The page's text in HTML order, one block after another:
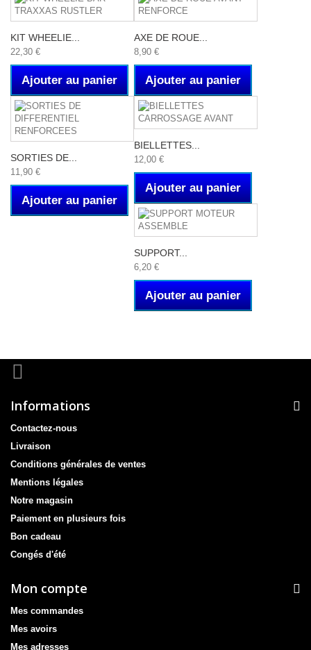
KIT WHEELIE...
22,30 €
Ajouter au panier
AXE DE ROUE...
8,90 €
Ajouter au panier
SORTIES DE...
11,90 €
Ajouter au panier
BIELLETTES...
12,00 €
Ajouter au panier
SUPPORT...
6,20 €
Ajouter au panier
Informations
Contactez-nous
Livraison
Conditions générales de ventes
Mentions légales
Notre magasin
Paiement en plusieurs fois
Bon cadeau
Congés d'été
Mon compte
Mes commandes
Mes avoirs
Mes adresses